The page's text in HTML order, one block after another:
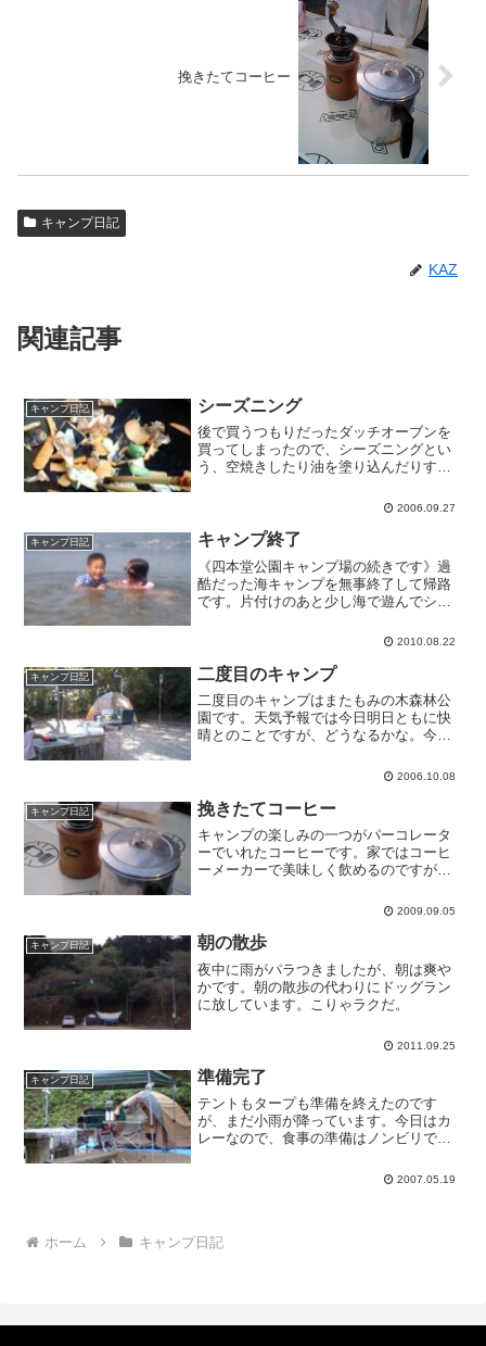
挽きたてコーヒー
キャンプ日記
KAZ
関連記事
キャンプ日記 シーズニング
後で買うつもりだったダッチオーブンを
買ってしまったので、シーズニングとい
う、空焼きしたり油を塗り込んだりする
方の仕上げです。鉄臭いのを取るために
を作ってみるまでこれでい...
2006.09.27
キャンプ日記 キャンプ終了
《四本堂公園キャンプ場の続きです》過
酷だった海キャンプを無事終了して帰路
です。片付けのあと少し海で遊んでシャ
しめられましたが、クルマで15分くらい
す。南斗がずいぶん気に...
2010.08.22
キャンプ日記 二度目のキャンプ
二度目のキャンプはまたもみの木森林公
園です。天気予報では今日明日ともに快
晴とのことですが、どうなるかな。今日
ず、タップリ余裕があります。前回遊べ
ンドも用意したし、パーコ...
2006.10.08
キャンプ日記 挽きたてコーヒー
キャンプの楽しみの一つがパーコレータ
ーでいれたコーヒーです。家ではコーヒ
ーメーカーで美味しく飲めるのですが、
さです。日が暮れて肌寒くなってきまし
りや小枝をボンドでくっつ...
2009.09.05
キャンプ日記 朝の散歩
夜中に雨がパラつきましたが、朝は爽や
かです。朝の散歩の代わりにドッグラン
に放しています。こりゃラクだ。
2011.09.25
キャンプ日記 準備完了
テントもタープも準備を終えたのです
が、まだ小雨が降っています。今日はカ
レーなので、食事の準備はノンビリでい
ぁ。半年間放置されてたランタンのマン
2007.05.19
ホーム キャンプ日記